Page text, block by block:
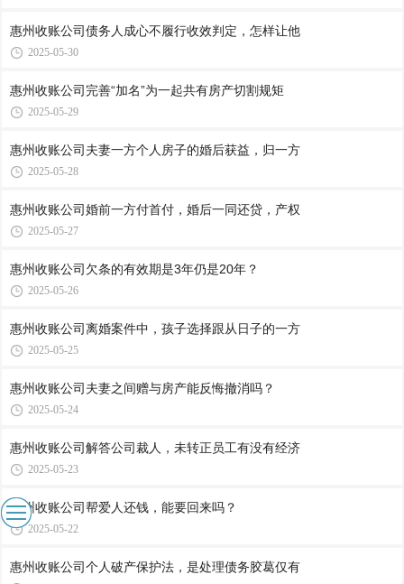
惠州收账公司​债务人成心不履行收效判定，怎样让他
2025-05-30
惠州收账公司​完善“加名”为一起共有房产切割规矩
2025-05-29
惠州收账公司​夫妻一方个人房子的婚后获益，归一方
2025-05-28
惠州收账公司​婚前一方付首付，婚后一同还贷，产权
2025-05-27
惠州收账公司​欠条的有效期是3年仍是20年？
2025-05-26
惠州收账公司​离婚案件中，孩子选择跟从日子的一方
2025-05-25
惠州收账公司​夫妻之间赠与房产能反悔撤消吗？
2025-05-24
惠州收账公司​解答公司裁人，未转正员工有没有经济
2025-05-23
惠州收账公司​帮爱人还钱，能要回来吗？
2025-05-22
惠州收账公司​个人破产保护法，是处理债务胶葛仅有